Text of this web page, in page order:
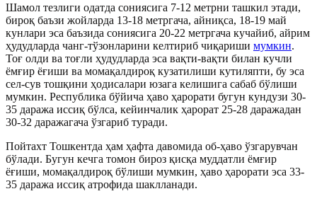
Шамол тезлиги одатда сониясига 7-12 метрни ташкил этади,
бироқ баъзи жойларда 13-18 метргача, айниқса, 18-19 май
кунлари эса баъзида сониясига 20-22 метргача кучайиб, айрим
ҳудудларда чанг-тўзонларини келтириб чиқариши мумкин.
Тоғ олди ва тоғли ҳудудларда эса вақти-вақти билан кучли
ёмғир ёғиши ва момақалдироқ кузатилиши кутиляпти, бу эса
сел-сув тошқини ҳодисалари юзага келишига сабаб бўлиши
мумкин. Республика бўйича ҳаво ҳарорати бугун кундузи 30-
35 даража иссиқ бўлса, кейинчалик ҳарорат 25-28 даражадан
30-32 даражагача ўзгариб туради.
Пойтахт Тошкентда ҳам ҳафта давомида об-ҳаво ўзгарувчан
бўлади. Бугун кечга томон бироз қисқа муддатли ёмғир
ёғиши, момақалдироқ бўлиши мумкин, ҳаво ҳарорати эса 33-
35 даража иссиқ атрофида шаклланади.